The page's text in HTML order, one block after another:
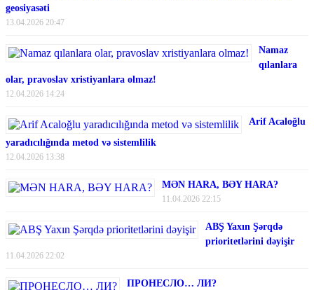
geosiyasəti
13.04.2026 20:47
Namaz
qılanlara
olar, pravoslav xristiyanlara olmaz!
12.04.2026 14:24
Arif Acaloğlu
yaradıcılığında metod və sistemlilik
12.04.2026 13:38
MƏN HARA, BƏY HARA?
11.04.2026 22:15
ABŞ Yaxın Şərqdə
prioritetlərini dəyişir
11.04.2026 22:02
ПРОНЕСЛО… ЛИ?